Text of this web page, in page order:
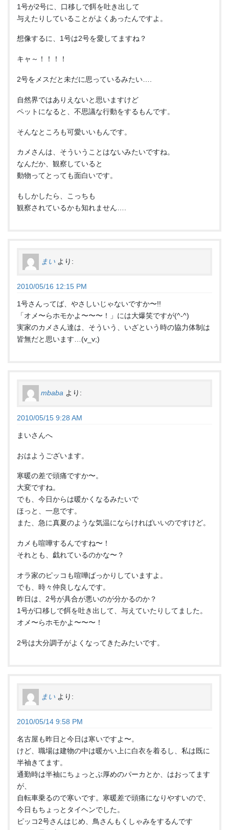
1号が2号に、口移しで餌を吐き出して
与えたりしていることがよくあったんですよ。
想像するに、1号は2号を愛してますね？
キャ～！！！！
2号をメスだと未だに思っているみたい….
自然界ではありえないと思いますけど
ペットになると、不思議な行動をするもんです。
そんなところも可愛いいもんです。
カメさんは、そういうことはないみたいですね。
なんだか、観察していると
動物ってとっても面白いです。
もしかしたら、こっちも
観察されているかも知れません….
まい より:
2010/05/16 12:15 PM
1号さんってば、やさしいじゃないですか〜!!
「オメ〜らホモかよ〜〜〜！」には大爆笑ですが(^-^)
実家のカメさん達は、そういう、いざという時の協力体制は
皆無だと思います…(v_v;)
mbaba より:
2010/05/15 9:28 AM
まいさんへ
おはようございます。
寒暖の差で頭痛ですか〜。
大変ですね。
でも、今日からは暖かくなるみたいで
ほっと、一息です。
また、急に真夏のような気温にならければいいのですけど。
カメも喧嘩するんですね〜！
それとも、戯れているのかな〜？
オラ家のピッコも喧嘩ばっかりしていますよ。
でも、時々仲良しなんです。
昨日は、2号が具合が悪いのが分かるのか？
1号が口移しで餌を吐き出して、与えていたりしてました。
オメ〜らホモかよ〜〜〜！
2号は大分調子がよくなってきたみたいです。
まい より:
2010/05/14 9:58 PM
名古屋も昨日と今日は寒いですよ〜。
けど、職場は建物の中は暖かい上に白衣を着るし、私は既に
半袖きてます。
通勤時は半袖にちょっとぶ厚めのパーカとか、はおってます
が、
自転車乗るので寒いです。寒暖差で頭痛になりやすいので、
今日もちょっとタイヘンでした。
ピッコ2号さんはじめ、鳥さんもくしゃみをするんです